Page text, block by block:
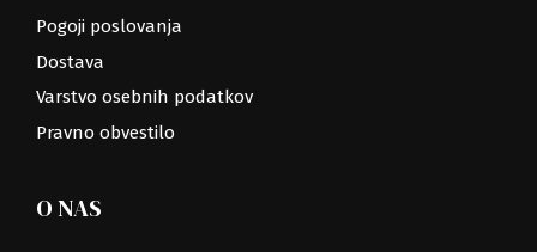
Pogoji poslovanja
Dostava
Varstvo osebnih podatkov
Pravno obvestilo
O NAS